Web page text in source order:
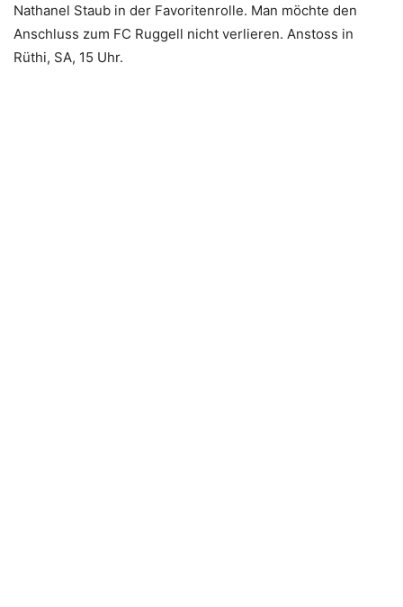
Nathanel Staub in der Favoritenrolle. Man möchte den
Anschluss zum FC Ruggell nicht verlieren. Anstoss in
Rüthi, SA, 15 Uhr.